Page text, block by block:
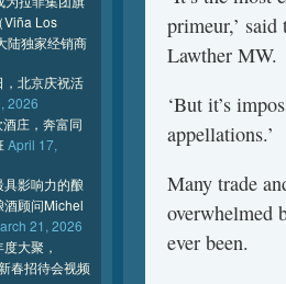
primeur,’
Lawther MW.
‘But it’s
appellations.’
Many trade
overwhelmed
ever been.
Viña Los
陆独家经销商
北京庆祝活
2026
庄，奔富同
April 17,
具影响力的酿
酒顾问Michel
21, 2026
大聚，
春招待会视频